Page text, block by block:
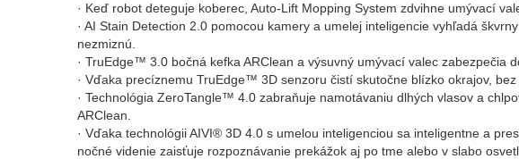
· Keď robot deteguje koberec, Auto-Lift Mopping System zdvihne umývací
· AI Stain Detection 2.0 pomocou kamery a umelej inteligencie vyhľadá
nezmiznú.
· TruEdge™ 3.0 bočná kefka ARClean a výsuvný umývací valec zabezpečia
· Vďaka precíznemu TruEdge™ 3D senzoru čistí skutočne blízko okrajov,
· Technológia ZeroTangle™ 4.0 zabraňuje namotávaniu dlhých vlasov a
ARClean.
· Vďaka technológii AIVI® 3D 4.0 s umelou inteligenciou sa inteligentne a
nočné videnie zaisťuje rozpoznávanie prekážok aj po tme alebo v slabo